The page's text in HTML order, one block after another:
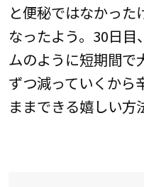
と便秘ではなかった
なったよう。30日
ムのように短期間で
ずつ減っていくから
ままできる嬉しい方